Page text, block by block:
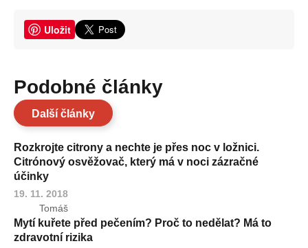
Uložit
Podobné články
Další články
Rozkrojte citrony a nechte je přes noc v ložnici.
Citrónový osvěžovač, který má v noci zázračné
účinky
19. 11. 2018
Tomáš
Mytí kuřete před pečením? Proč to nedělat? Má to
zdravotní rizika